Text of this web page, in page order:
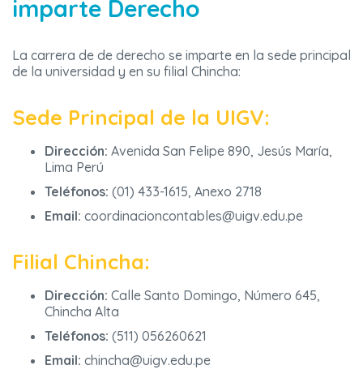
imparte Derecho
La carrera de de derecho se imparte en la sede principal
de la universidad y en su filial Chincha:
Sede Principal de la UIGV:
Dirección: Avenida San Felipe 890, Jesús María,
Lima Perú
Teléfonos: (01) 433-1615, Anexo 2718
Email: coordinacioncontables@uigv.edu.pe
Filial Chincha:
Dirección: Calle Santo Domingo, Número 645,
Chincha Alta
Teléfonos: (511) 056260621
Email: chincha@uigv.edu.pe